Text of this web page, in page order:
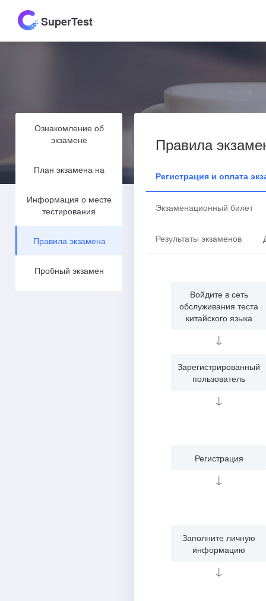
SuperTest
Ознакомление об
экзамене
План экзамена на
Информация о месте
тестирования
Правила экзамена
Пробный экзамен
Правила
Регистрация и оплата
Экзаменационный билет
Результаты экзаменов
Войдите в сеть
обслуживания теста
китайского языка
↓
Зарегистрированный
пользователь
↓
Регистрация
↓
Заполните личную
информацию
↓